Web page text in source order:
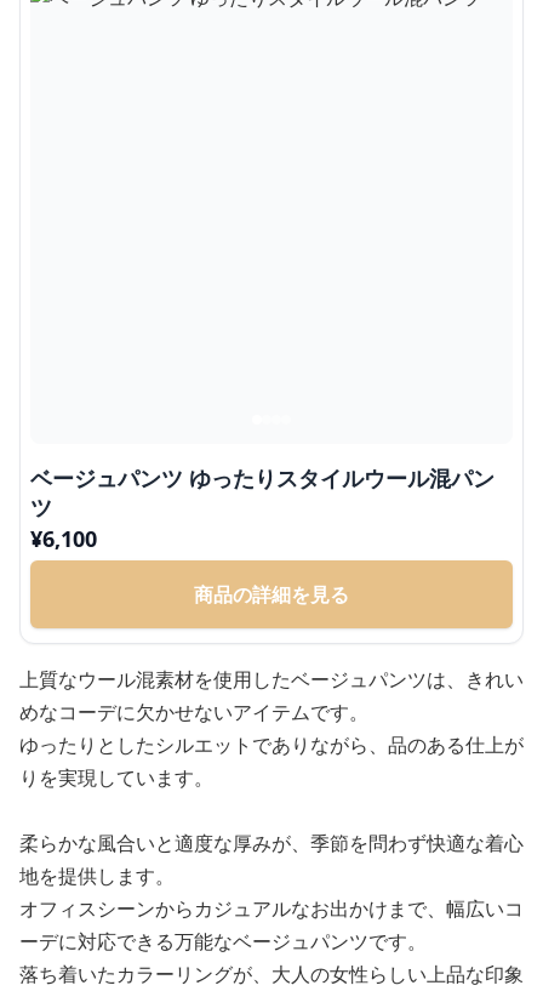
ベージュパンツ ゆったりスタイルウール混パン
ツ
¥6,100
商品の詳細を見る
上質なウール混素材を使用したベージュパンツは、きれい
めなコーデに欠かせないアイテムです。
ゆったりとしたシルエットでありながら、品のある仕上が
りを実現しています。
柔らかな風合いと適度な厚みが、季節を問わず快適な着心
地を提供します。
オフィスシーンからカジュアルなお出かけまで、幅広いコ
ーデに対応できる万能なベージュパンツです。
落ち着いたカラーリングが、大人の女性らしい上品な印象